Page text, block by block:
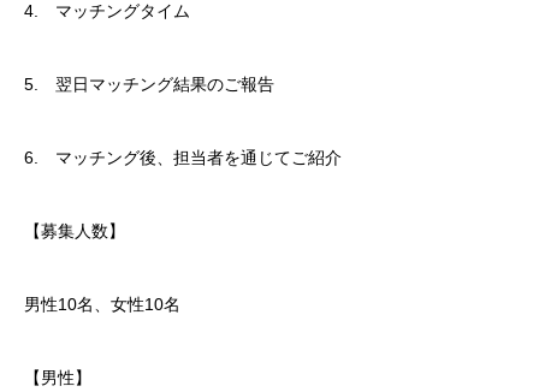
4. マッチングタイム
5. 翌日マッチング結果のご報告
6. マッチング後、担当者を通じてご紹介
【募集人数】
男性10名、女性10名
【男性】